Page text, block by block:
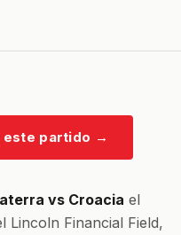
este partido →
vs Croacia el
Lincoln Financial Field,